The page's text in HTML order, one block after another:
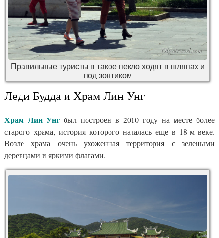
Правильные туристы в такое пекло ходят в шляпах и
под зонтиком
Леди Будда и Храм Лин Унг
Храм Лин Унг был построен в 2010 году на месте более
старого храма, история которого началась еще в 18-м веке.
Возле храма очень ухоженная территория с зелеными
деревцами и яркими флагами.